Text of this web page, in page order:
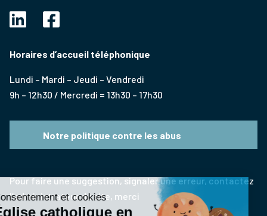
Horaires d’accueil téléphonique
Lundi – Mardi – Jeudi – Vendredi
9h – 12h30 / Mercredi = 13h30 – 17h30
Notre politique contre les abus
Pour faire une suggestion, signaler une erreur, contactez
l’administrateur du site, merci